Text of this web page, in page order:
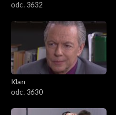
odc. 3632
Klan
odc. 3630